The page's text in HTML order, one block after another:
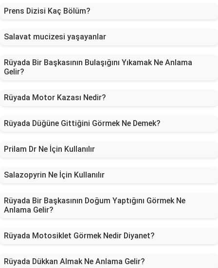
Prens Dizisi Kaç Bölüm?
Salavat mucizesi yaşayanlar
Rüyada Bir Başkasının Bulaşığını Yıkamak Ne Anlama
Gelir?
Rüyada Motor Kazası Nedir?
Rüyada Düğüne Gittiğini Görmek Ne Demek?
Prilam Dr Ne İçin Kullanılır
Salazopyrin Ne İçin Kullanılır
Rüyada Bir Başkasının Doğum Yaptığını Görmek Ne
Anlama Gelir?
Rüyada Motosiklet Görmek Nedir Diyanet?
Rüyada Dükkan Almak Ne Anlama Gelir?